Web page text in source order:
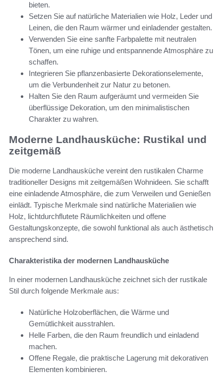
bieten.
Setzen Sie auf natürliche Materialien wie Holz, Leder und
Leinen, die den Raum wärmer und einladender gestalten.
Verwenden Sie eine sanfte Farbpalette mit neutralen
Tönen, um eine ruhige und entspannende Atmosphäre zu
schaffen.
Integrieren Sie pflanzenbasierte Dekorationselemente,
um die Verbundenheit zur Natur zu betonen.
Halten Sie den Raum aufgeräumt und vermeiden Sie
überflüssige Dekoration, um den minimalistischen
Charakter zu wahren.
Moderne Landhausküche: Rustikal und
zeitgemäß
Die moderne Landhausküche vereint den rustikalen Charme
traditioneller Designs mit zeitgemäßen Wohnideen. Sie schafft
eine einladende Atmosphäre, die zum Verweilen und Genießen
einlädt. Typische Merkmale sind natürliche Materialien wie
Holz, lichtdurchflutete Räumlichkeiten und offene
Gestaltungskonzepte, die sowohl funktional als auch ästhetisch
ansprechend sind.
Charakteristika der modernen Landhausküche
In einer modernen Landhausküche zeichnet sich der rustikale
Stil durch folgende Merkmale aus:
Natürliche Holzoberflächen, die Wärme und
Gemütlichkeit ausstrahlen.
Helle Farben, die den Raum freundlich und einladend
machen.
Offene Regale, die praktische Lagerung mit dekorativen
Elementen kombinieren.